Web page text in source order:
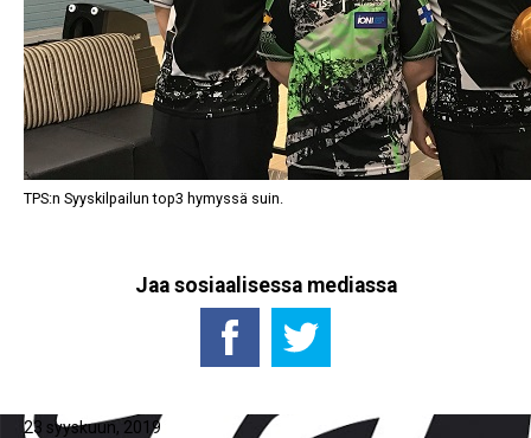
TPS:n Syyskilpailun top3 hymyssä suin.
Jaa sosiaalisessa mediassa
23 syyskuun, 2019